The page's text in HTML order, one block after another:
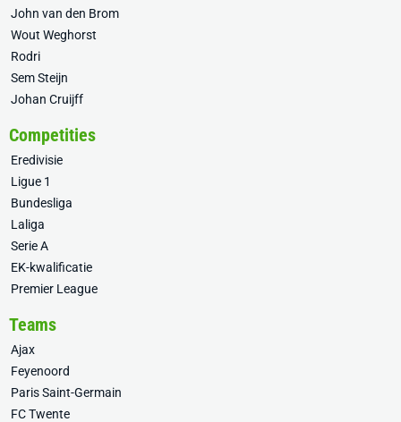
John van den Brom
Wout Weghorst
Rodri
Sem Steijn
Johan Cruijff
Competities
Eredivisie
Ligue 1
Bundesliga
Laliga
Serie A
EK-kwalificatie
Premier League
Teams
Ajax
Feyenoord
Paris Saint-Germain
FC Twente